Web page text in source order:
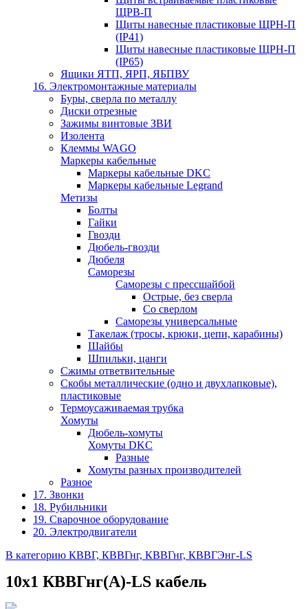
ЩРВ-П
Щиты навесные пластиковые ЩРН-П
(IP41)
Щиты навесные пластиковые ЩРН-П
(IP65)
Ящики ЯТП, ЯРП, ЯБПВУ
16. Электромонтажные материалы
Буры, сверла по металлу
Диски отрезные
Зажимы винтовые ЗВИ
Изолента
Клеммы WAGO
Маркеры кабельные
Маркеры кабельные DKC
Маркеры кабельные Legrand
Метизы
Болты
Гайки
Гвозди
Дюбель-гвозди
Дюбеля
Саморезы
Саморезы с прессшайбой
Острые, без сверла
Со сверлом
Саморезы универсальные
Такелаж (тросы, крюки, цепи, карабины)
Шайбы
Шпильки, цанги
Сжимы ответвительные
Скобы металлические (одно и двухлапковые),
пластиковые
Термоусаживаемая трубка
Хомуты
Дюбель-хомуты
Хомуты DKC
Разные
Хомуты разных производителей
Разное
17. Звонки
18. Рубильники
19. Сварочное оборудование
20. Электродвигатели
В категорию КВВГ, КВВГнг, КВВГнг, КВВГЭнг-LS
10х1 КВВГнг(А)-LS кабель